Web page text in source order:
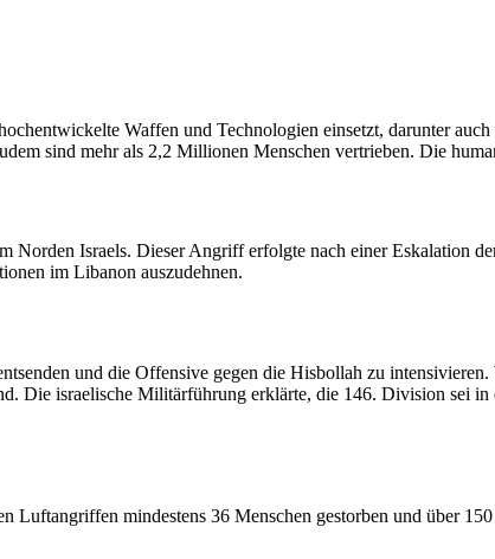
Waffen und Technologien einsetzt, darunter
sind mehr als 2,2 Millionen Menschen vertrieben. Die
Israels. Dieser Angriff erfolgte nach einer Eskalation
im Libanon auszudehnen.
und die Offensive gegen die Hisbollah zu
Die israelische Militärführung erklärte, die 146. Division sei
Luftangriffen mindestens 36 Menschen gestorben und über